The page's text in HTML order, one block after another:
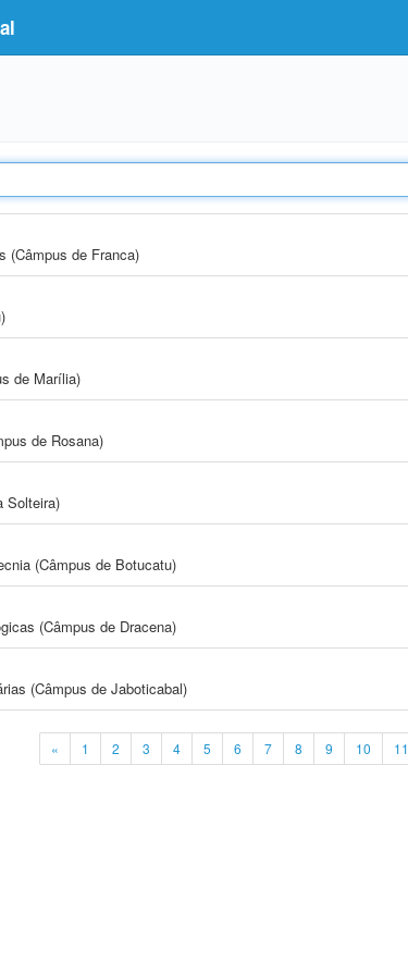
(Câmpus de Franca)
de Marília)
de Rosana)
Solteira)
(Câmpus de Botucatu)
(Câmpus de Dracena)
(Câmpus de Jaboticabal)
« 1 2 3 4 5 6 7 8 9 10 11